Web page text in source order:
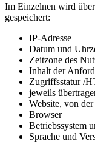
Im Einzelnen wird
gespeichert:
IP-Adresse
Datum und
Zeitzone des
Inhalt der
Zugriffsstatur /
jeweils
Website, von
Browser
Betriebssystem
Sprache und